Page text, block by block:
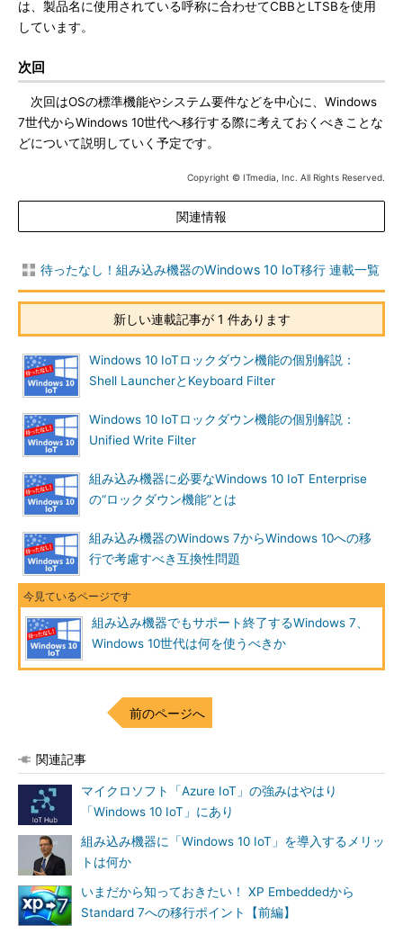
は、製品名に使用されている呼称に合わせてCBBとLTSBを使用
しています。
次回
次回はOSの標準機能やシステム要件などを中心に、Windows
7世代からWindows 10世代へ移行する際に考えておくべきことな
どについて説明していく予定です。
Copyright © ITmedia, Inc. All Rights Reserved.
関連情報
待ったなし！組み込み機器のWindows 10 IoT移行 連載一覧
新しい連載記事が 1 件あります
Windows 10 IoTロックダウン機能の個別解説：
Shell LauncherとKeyboard Filter
Windows 10 IoTロックダウン機能の個別解説：
Unified Write Filter
組み込み機器に必要なWindows 10 IoT Enterprise
の“ロックダウン機能”とは
組み込み機器のWindows 7からWindows 10への移
行で考慮すべき互換性問題
組み込み機器でもサポート終了するWindows 7、
Windows 10世代は何を使うべきか
前のページへ
関連記事
マイクロソフト「Azure IoT」の強みはやはり
「Windows 10 IoT」にあり
組み込み機器に「Windows 10 IoT」を導入するメリッ
トは何か
いまだから知っておきたい！ XP Embeddedから
Standard 7への移行ポイント【前編】